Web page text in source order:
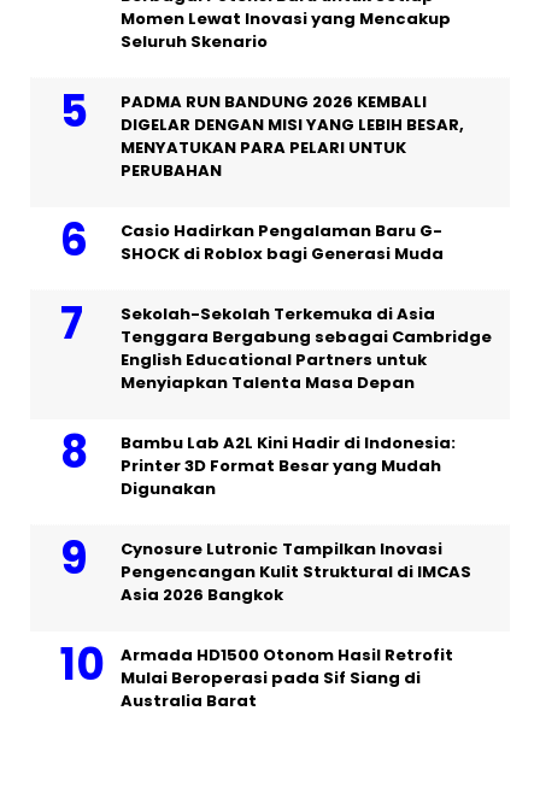
Momen Lewat Inovasi yang Mencakup
Seluruh Skenario
PADMA RUN BANDUNG 2026 KEMBALI
DIGELAR DENGAN MISI YANG LEBIH BESAR,
MENYATUKAN PARA PELARI UNTUK
PERUBAHAN
Casio Hadirkan Pengalaman Baru G-
SHOCK di Roblox bagi Generasi Muda
Sekolah-Sekolah Terkemuka di Asia
Tenggara Bergabung sebagai Cambridge
English Educational Partners untuk
Menyiapkan Talenta Masa Depan
Bambu Lab A2L Kini Hadir di Indonesia:
Printer 3D Format Besar yang Mudah
Digunakan
Cynosure Lutronic Tampilkan Inovasi
Pengencangan Kulit Struktural di IMCAS
Asia 2026 Bangkok
Armada HD1500 Otonom Hasil Retrofit
Mulai Beroperasi pada Sif Siang di
Australia Barat